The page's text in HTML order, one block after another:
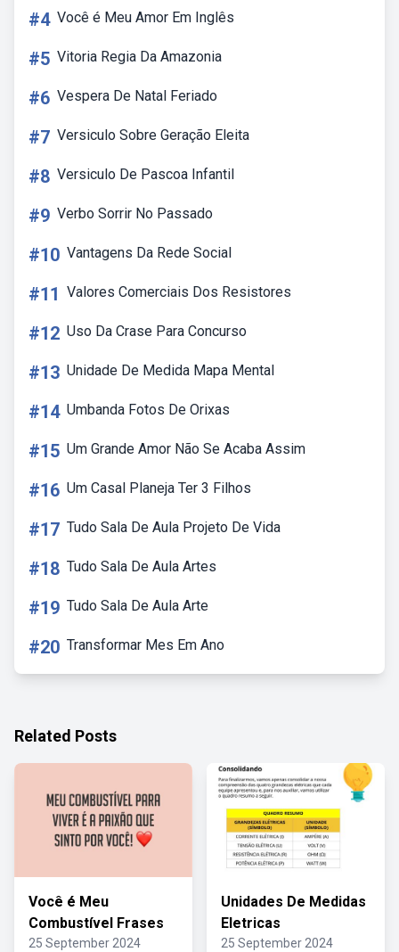
#4 Você é Meu Amor Em Inglês
#5 Vitoria Regia Da Amazonia
#6 Vespera De Natal Feriado
#7 Versiculo Sobre Geração Eleita
#8 Versiculo De Pascoa Infantil
#9 Verbo Sorrir No Passado
#10 Vantagens Da Rede Social
#11 Valores Comerciais Dos Resistores
#12 Uso Da Crase Para Concurso
#13 Unidade De Medida Mapa Mental
#14 Umbanda Fotos De Orixas
#15 Um Grande Amor Não Se Acaba Assim
#16 Um Casal Planeja Ter 3 Filhos
#17 Tudo Sala De Aula Projeto De Vida
#18 Tudo Sala De Aula Artes
#19 Tudo Sala De Aula Arte
#20 Transformar Mes Em Ano
Related Posts
Você é Meu
Combustível Frases
25 September 2024
Unidades De Medidas
Eletricas
25 September 2024